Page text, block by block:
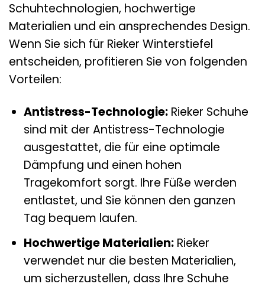
Schuhtechnologien, hochwertige
Materialien und ein ansprechendes Design.
Wenn Sie sich für Rieker Winterstiefel
entscheiden, profitieren Sie von folgenden
Vorteilen:
Antistress-Technologie:Rieker Schuhe
sind mit der Antistress-Technologie
ausgestattet, die für eine optimale
Dämpfung und einen hohen
Tragekomfort sorgt. Ihre Füße werden
entlastet, und Sie können den ganzen
Tag bequem laufen.
Hochwertige Materialien:Rieker
verwendet nur die besten Materialien,
um sicherzustellen, dass Ihre Schuhe